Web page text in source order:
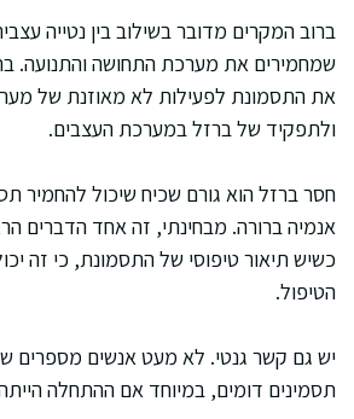
ברוב המקרים מדובר בשילוב בין נטייה
שמחמירים את מערכת התחושה והתנועה.
את התסמונת לפעילות לא מאוזנת של
ולתפקיד של ברזל במערכת העצבים.
חסר ברזל הוא גורם שכיח שיכול להחמיר
אנמיה ברורה. מבחינתי, זה אחד הדברים
כשיש תיאור טיפוסי של התסמונת, כי זה
הטיפול.
יש גם קשר גנטי. לא מעט אנשים מספרים
תסמינים דומים, במיוחד אם ההתחלה